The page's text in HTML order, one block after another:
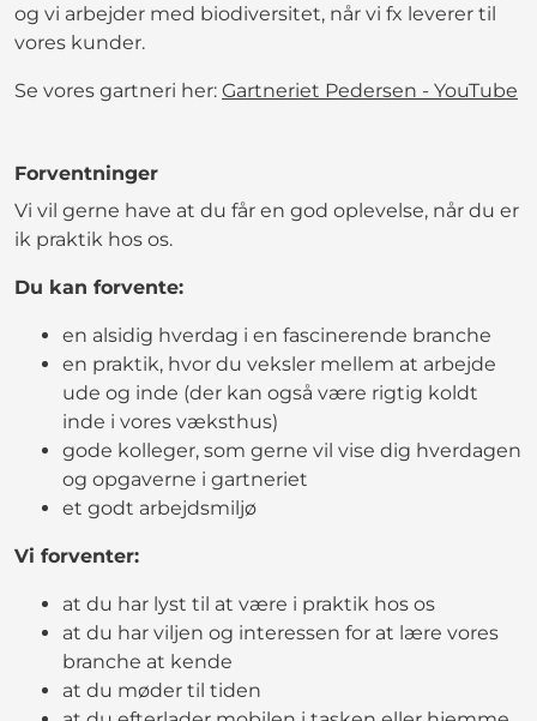
og vi arbejder med biodiversitet, når vi fx leverer til
vores kunder.
Se vores gartneri her: Gartneriet Pedersen - YouTube
Forventninger
Vi vil gerne have at du får en god oplevelse, når du er
ik praktik hos os.
Du kan forvente:
en alsidig hverdag i en fascinerende branche
en praktik, hvor du veksler mellem at arbejde
ude og inde (der kan også være rigtig koldt
inde i vores væksthus)
gode kolleger, som gerne vil vise dig hverdagen
og opgaverne i gartneriet
et godt arbejdsmiljø
Vi forventer:
at du har lyst til at være i praktik hos os
at du har viljen og interessen for at lære vores
branche at kende
at du møder til tiden